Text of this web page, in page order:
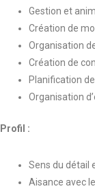
Gestion et
Création de
Organisation
Création de
Planification
Organisation
Profil :
Sens du détail
Aisance avec